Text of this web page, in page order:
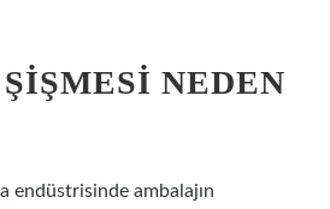
NEDEN
endüstrisinde ambalajın